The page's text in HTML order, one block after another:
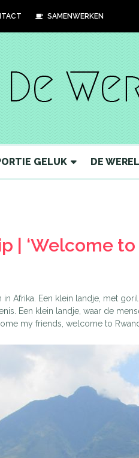
SAMENWERKEN
GELUK DE
| ‘Welcome
Afrika. Een klein landje, met
Een klein landje, waar de
my friends, welcome to